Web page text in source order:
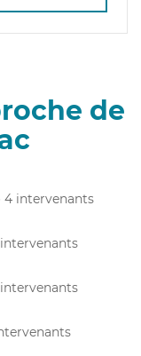
de
4 intervenants
intervenants
intervenants